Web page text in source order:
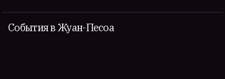
События в Жуан-Песоа